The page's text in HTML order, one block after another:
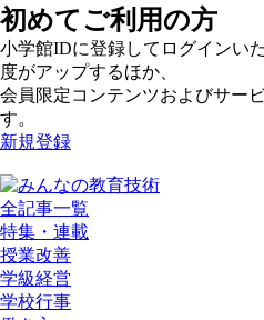
初めてご利用の方
小学館IDに登録してログインい
度がアップするほか、
会員限定コンテンツおよびサー
す。
新規登録
全記事一覧
特集・連載
授業改善
学級経営
学校行事